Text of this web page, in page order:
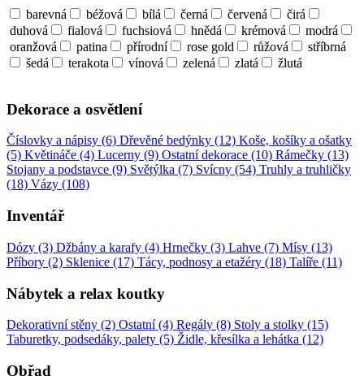
barevná béžová bílá černá červená
čirá
duhová
fialová fuchsiová hnědá krémová
modrá
oranžová
patina přírodní rose gold růžová
stříbrná
šedá
terakota vínová zelená zlatá žlutá
Dekorace a osvětlení
Číslovky a nápisy (6) Dřevěné bedýnky (12) Koše, košíky a ošatky
(5) Květináče (4) Lucerny (9) Ostatní dekorace (10) Rámečky (13)
Stojany a podstavce (9) Světýlka (7) Svícny (54) Truhly a truhličky
(18) Vázy (108)
Inventář
Dózy (3) Džbány a karafy (4) Hrnečky (3) Lahve (7) Mísy (13)
Příbory (2) Sklenice (17) Tácy, podnosy a etažéry (18) Talíře (11)
Nábytek a relax koutky
Dekorativní stěny (2) Ostatní (4) Regály (8) Stoly a stolky (15)
Taburetky, podsedáky, palety (5) Židle, křesílka a lehátka (12)
Obřad